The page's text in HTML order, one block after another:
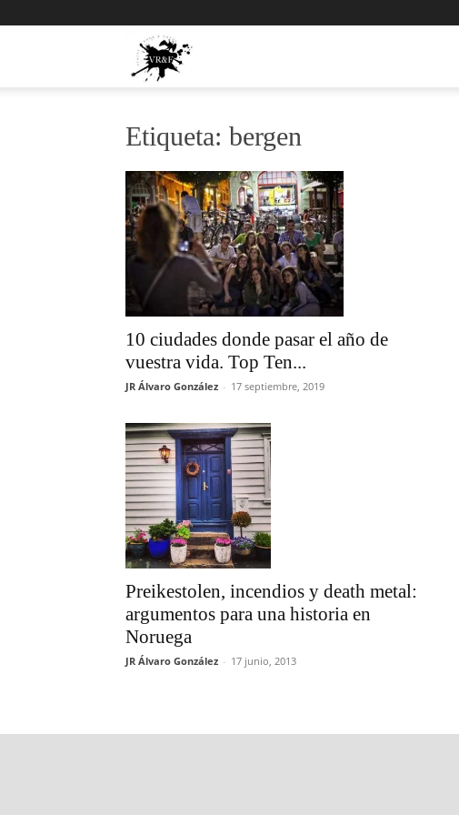
y
Fotos
Etiqueta: bergen
10 ciudades donde pasar el año de
vuestra vida. Top Ten...
JR Álvaro González - 17 septiembre, 2019
Preikestolen, incendios y death metal:
argumentos para una historia en
Noruega
JR Álvaro González - 17 junio, 2013